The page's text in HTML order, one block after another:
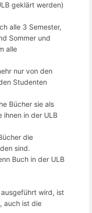
geklärt werden)
alle 3 Semester,
Sommer und
alle
nur von den
Studenten
Bücher sie als
ihnen in der ULB
die
sind.
Buch in der ULB
wird, ist
auch ist die